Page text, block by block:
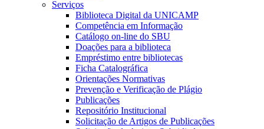
Serviços
Biblioteca Digital da UNICAMP
Competência em Informação
Catálogo on-line do SBU
Doações para a biblioteca
Empréstimo entre bibliotecas
Ficha Catalográfica
Orientações Normativas
Prevenção e Verificação de Plágio
Publicações
Repositório Institucional
Solicitação de Artigos de Publicações